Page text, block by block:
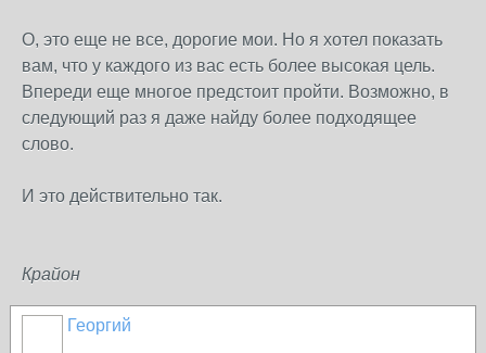
О, это еще не все, дорогие мои. Но я хотел показать
вам, что у каждого из вас есть более высокая цель.
Впереди еще многое предстоит пройти. Возможно, в
следующий раз я даже найду более подходящее
слово.
И это действительно так.
Крайон
Георгий